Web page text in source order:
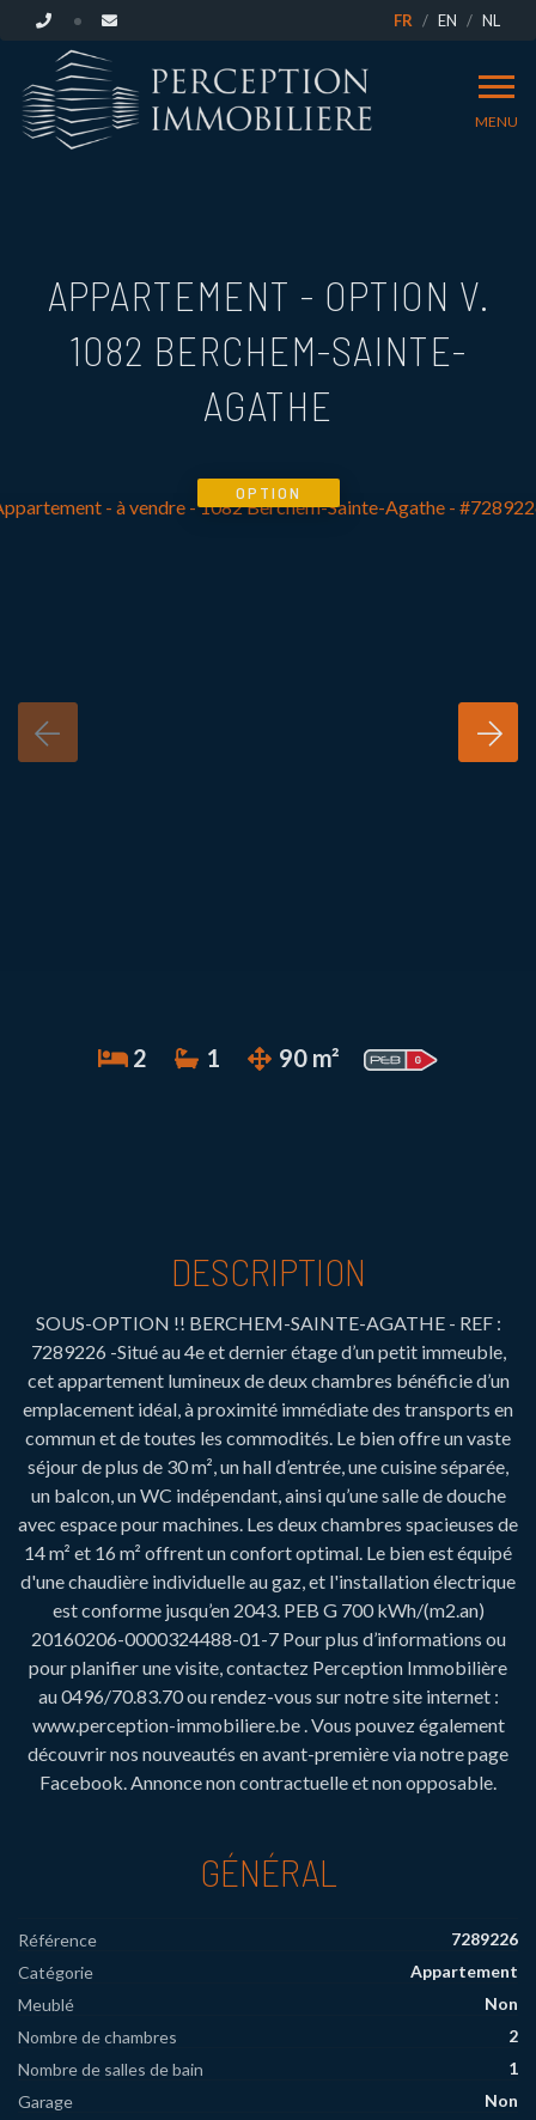
FR EN NL
MENU
APPARTEMENT - OPTION V.
1082 BERCHEM-SAINTE-
AGATHE
OPTION
2 1 90 m²
DESCRIPTION
SOUS-OPTION !! BERCHEM-SAINTE-AGATHE - REF :
7289226 -Situé au 4e et dernier étage d’un petit immeuble,
cet appartement lumineux de deux chambres bénéficie d’un
emplacement idéal, à proximité immédiate des transports en
commun et de toutes les commodités. Le bien offre un vaste
séjour de plus de 30 m², un hall d’entrée, une cuisine séparée,
un balcon, un WC indépendant, ainsi qu’une salle de douche
avec espace pour machines. Les deux chambres spacieuses de
14 m² et 16 m² offrent un confort optimal. Le bien est équipé
d'une chaudière individuelle au gaz, et l'installation électrique
est conforme jusqu’en 2043. PEB G 700 kWh/(m2.an)
20160206-0000324488-01-7 Pour plus d’informations ou
pour planifier une visite, contactez Perception Immobilière
au 0496/70.83.70 ou rendez-vous sur notre site internet :
www.perception-immobiliere.be . Vous pouvez également
découvrir nos nouveautés en avant-première via notre page
Facebook. Annonce non contractuelle et non opposable.
GÉNÉRAL
Référence
7289226
Catégorie
Appartement
Meublé
Non
Nombre de chambres
2
Nombre de salles de bain
1
Garage
Non